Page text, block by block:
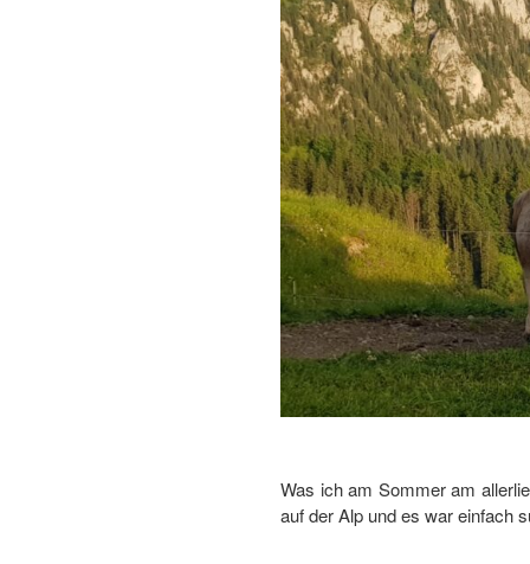
Was ich am Sommer am
auf der Alp und es war einfach